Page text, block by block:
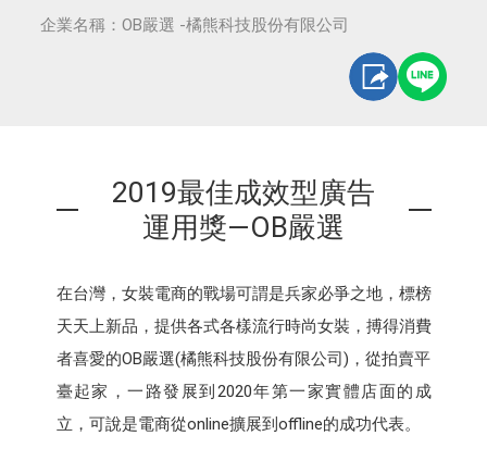
企業名稱：OB嚴選 -橘熊科技股份有限公司
2019最佳成效型廣告
運用獎—OB嚴選
在台灣，女裝電商的戰場可謂是兵家必爭之地，標榜
天天上新品，提供各式各樣流行時尚女裝，搏得消費
者喜愛的OB嚴選(橘熊科技股份有限公司)，從拍賣平
臺起家，一路發展到2020年第一家實體店面的成
立，可說是電商從online擴展到offline的成功代表。